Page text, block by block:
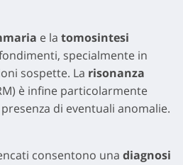
e la tomosintesi
specialmente in
sospette. La risonanza
è infine particolarmente
di eventuali anomalie.
consentono una diagnosi